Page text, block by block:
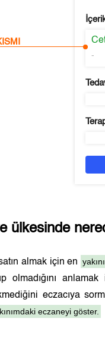
-
ülkesinde
almak için en
olmadığını anlamak
eczacıya
eczaneyi göster.